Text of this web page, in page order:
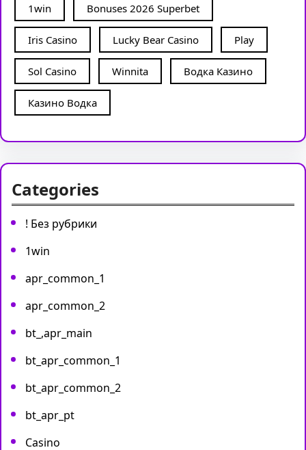
1win Bonuses 2026 Superbet
Iris Casino Lucky Bear Casino Play
Sol Casino Winnita Водка Казино
Казино Водка
Categories
! Без рубрики
1win
apr_common_1
apr_common_2
bt_,apr_main
bt_apr_common_1
bt_apr_common_2
bt_apr_pt
Casino